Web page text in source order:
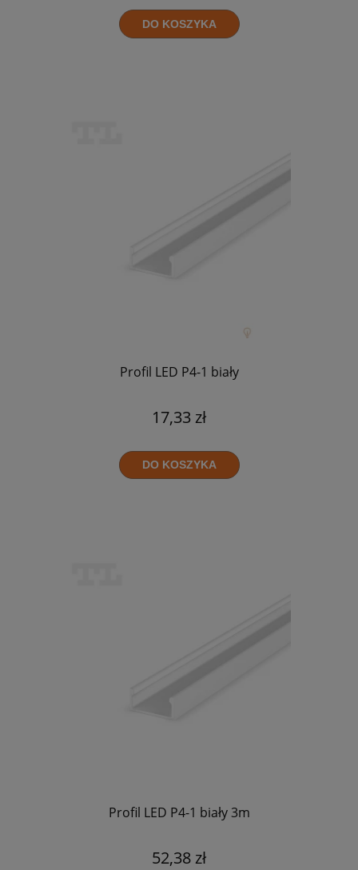
DO KOSZYKA
Profil LED P4-1 biały
17,33 zł
DO KOSZYKA
Profil LED P4-1 biały 3m
52,38 zł